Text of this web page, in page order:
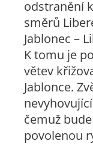
odstranění
směrů
Jablonec –
K tomu je
větev
Jablonce.
čemuž
povolenou